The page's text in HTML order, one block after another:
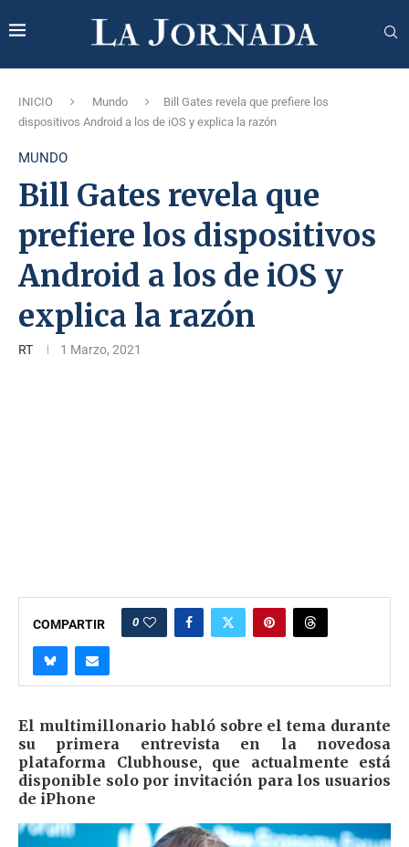
INICIO Mundo
Bill Gates revela que prefiere los
dispositivos Android a los de iOS y explica la razón
MUNDO
Bill Gates revela que
prefiere los dispositivos
Android a los de iOS y
explica la razón
RT 1 Marzo, 2021
COMPARTIR 0
El multimillonario habló sobre el tema durante
su primera entrevista en la novedosa
plataforma Clubhouse, que actualmente está
disponible solo por invitación para los usuarios
de iPhone